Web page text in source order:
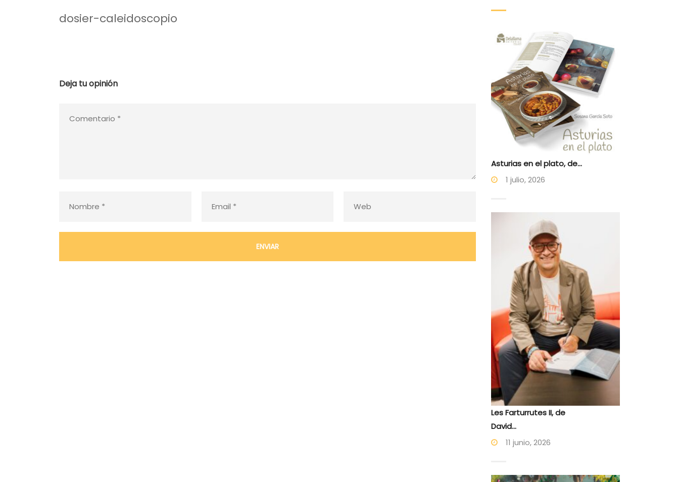
dosier-caleidoscopio
Deja tu opinión
Asturias en el plato, de...
1 julio, 2026
Les Farturrutes II, de
David...
11 junio, 2026